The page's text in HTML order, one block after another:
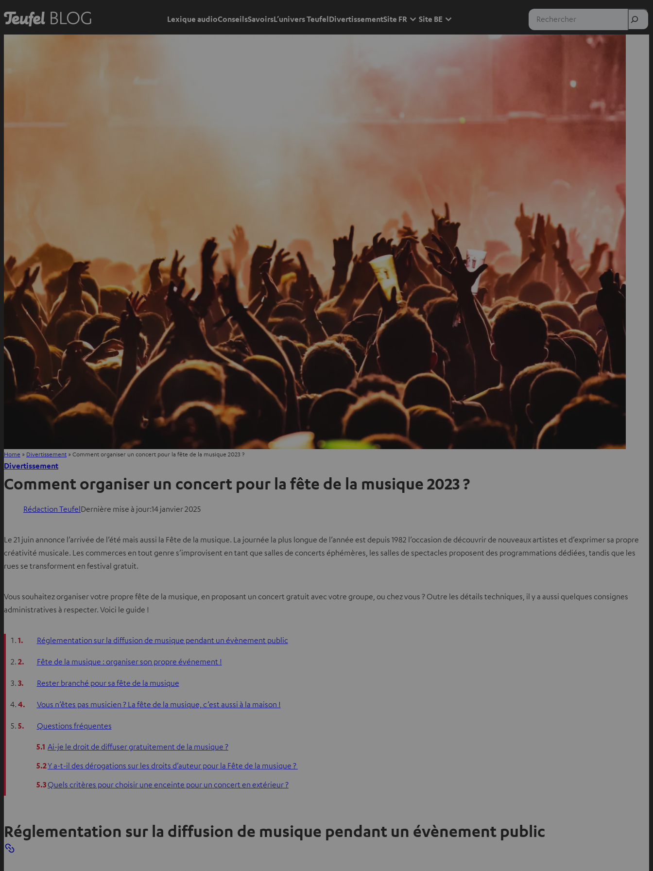
Lexique audioConseilsSavoirsL’univers TeufelDivertissementSite FR Site BE Rechercher
Home » Divertissement »Comment organiser un concert pour la fête de la musique 2023 ?
Divertissement
Comment organiser un concert pour la fête de la musique 2023 ?
Rédaction TeufelDernière mise à jour:14 janvier 2025
Le 21 juin annonce l’arrivée de l’été mais aussi la Fête de la musique. La journée la plus longue de l’année est depuis 1982 l’occasion de découvrir de nouveaux artistes et d’exprimer sa propre
créativité musicale. Les commerces en tout genre s’improvisent en tant que salles de concerts éphémères, les salles de spectacles proposent des programmations dédiées, tandis que les
rues se transforment en festival gratuit.
Vous souhaitez organiser votre propre fête de la musique, en proposant un concert gratuit avec votre groupe, ou chez vous ? Outre les détails techniques, il y a aussi quelques consignes
administratives à respecter. Voici le guide !
1. Réglementation sur la diffusion de musique pendant un évènement public
2. Fête de la musique : organiser son propre événement !
3. Rester branché pour sa fête de la musique
4. Vous n’êtes pas musicien ? La fête de la musique, c’est aussi à la maison !
5. Questions fréquentes
5.1 Ai-je le droit de diffuser gratuitement de la musique ?
5.2Y a-t-il des dérogations sur les droits d’auteur pour la Fête de la musique ?
5.3 Quels critères pour choisir une enceinte pour un concert en extérieur ?
Réglementation sur la diffusion de musique pendant un évènement public